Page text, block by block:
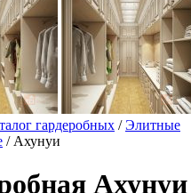
гардеробных /Элитные
/ Ахунуи
Ахунуи